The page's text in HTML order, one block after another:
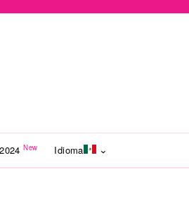
New Idioma